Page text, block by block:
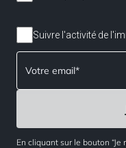
Suivre l'activité de
En cliquant sur le bouton “Je